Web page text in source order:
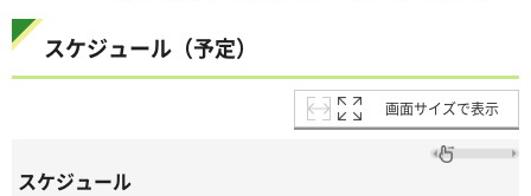
スケジュール（予定）
画面サイズで表示
スケジュール